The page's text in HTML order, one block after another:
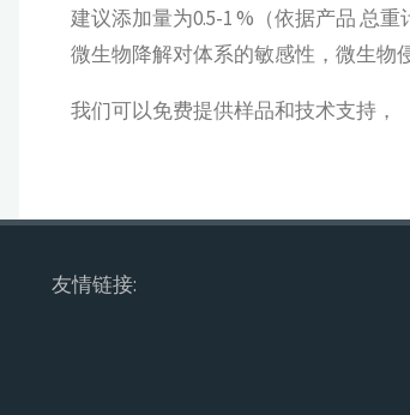
建议添加量为0.5-1 %（依据产品 总
微生物降解对体系的敏感性，微生物
我们可以免费提供样品和技术支持，
友情链接: